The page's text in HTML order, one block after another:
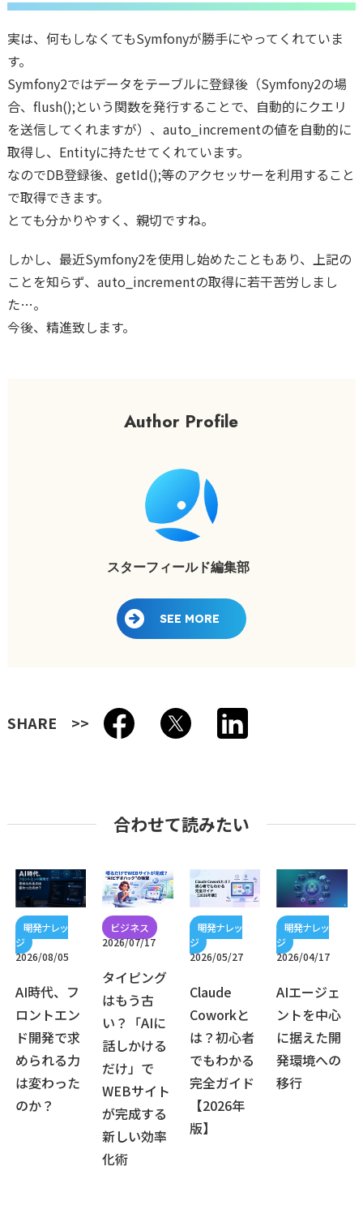
実は、何もしなくてもSymfonyが勝手にやってくれていま
す。
Symfony2ではデータをテーブルに登録後（Symfony2の場
合、flush();という関数を発行することで、自動的にクエリ
を送信してくれますが）、auto_incrementの値を自動的に
取得し、Entityに持たせてくれています。
なのでDB登録後、getId();等のアクセッサーを利用すること
で取得できます。
とても分かりやすく、親切ですね。
しかし、最近Symfony2を使用し始めたこともあり、上記の
ことを知らず、auto_incrementの取得に若干苦労しまし
た…。
今後、精進致します。
Author Profile
スターフィールド編集部
SEE MORE
SHARE
合わせて読みたい
2026/08/05
AI時代、フ
ロントエン
ド開発で求
められる力
は変わった
のか？
2026/07/17
タイピング
はもう古
い？「AIに
話しかける
だけ」で
WEBサイト
が完成する
新しい効率
化術
2026/05/27
Claude
Coworkと
は？初心者
でもわかる
完全ガイド
【2026年
版】
2026/04/17
AIエージェ
ントを中心
に据えた開
発環境への
移行